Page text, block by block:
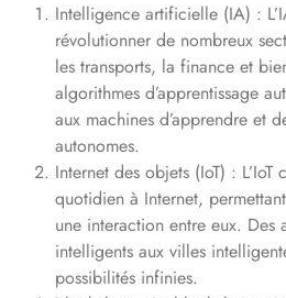
Intelligence artificielle (IA) :
révolutionner de nombreux
les transports, la finance et
algorithmes d’apprentissage
aux machines d’apprendre et
autonomes.
Internet des objets (IoT) :
quotidien à Internet,
une interaction entre eux. Des
intelligents aux villes
possibilités infinies.